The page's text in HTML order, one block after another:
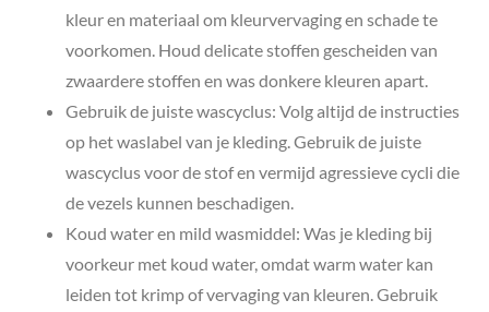
kleur en materiaal om kleurvervaging en schade te
voorkomen. Houd delicate stoffen gescheiden van
zwaardere stoffen en was donkere kleuren apart.
Gebruik de juiste wascyclus: Volg altijd de instructies
op het waslabel van je kleding. Gebruik de juiste
wascyclus voor de stof en vermijd agressieve cycli die
de vezels kunnen beschadigen.
Koud water en mild wasmiddel: Was je kleding bij
voorkeur met koud water, omdat warm water kan
leiden tot krimp of vervaging van kleuren. Gebruik